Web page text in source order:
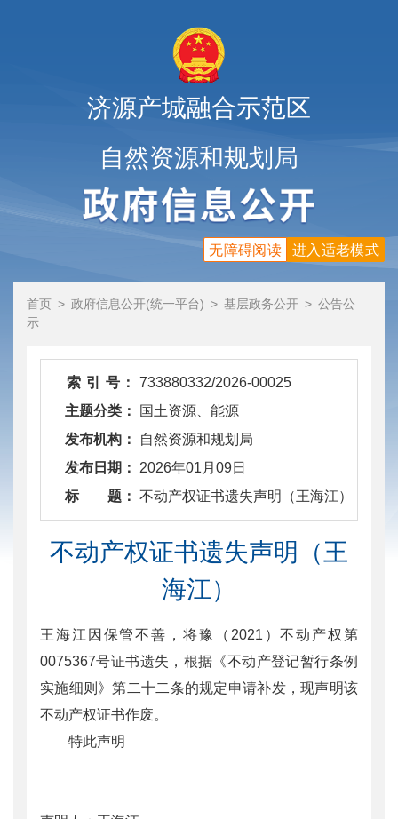
济源产城融合示范区
自然资源和规划局
进入适老模式
无障碍阅读
首页 > 政府信息公开(统一平台) > 基层政务公开 > 公告公
示
索 引 号：
733880332/2026-00025
主题分类：
国土资源、能源
发布机构：
自然资源和规划局
发布日期：
2026年01月09日
标 题： ​ 不动产权证书遗失声明（王海江）
不动产权证书遗失声明（王
海江）
王海江因保管不善，将豫（2021）不动产权第
0075367号证书遗失，根据《不动产登记暂行条例
实施细则》第二十二条的规定申请补发，现声明该
不动产权证书作废。
特此声明